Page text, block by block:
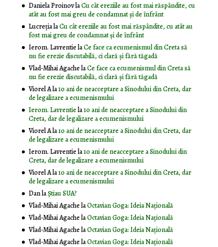
Daniela ProinovlaCu cât ereziile au fost mai răspândite, cu
atât au fost mai greu de condamnat și de înfrânt
LucrețialaCu cât ereziile au fost mai răspândite, cu atât au
fost mai greu de condamnat și de înfrânt
Ierom. LavrentielaCe face ca ecumenismul din Creta să
nu fie erezie discutabilă, ci clară și fără tăgadă
Vlad-Mihai AgachelaCe face ca ecumenismul din Creta să
nu fie erezie discutabilă, ci clară și fără tăgadă
Viorel Ala10 ani de neacceptare a Sinodului din Creta, dar
de legalizare a ecumenismului
Ierom. Lavrentiela10 ani de neacceptare a Sinodului din
Creta, dar de legalizare a ecumenismului
Viorel Ala10 ani de neacceptare a Sinodului din Creta, dar
de legalizare a ecumenismului
Ierom. Lavrentiela10 ani de neacceptare a Sinodului din
Creta, dar de legalizare a ecumenismului
Viorel Ala10 ani de neacceptare a Sinodului din Creta, dar
de legalizare a ecumenismului
DanlaȘtiau SUA?
Vlad-Mihai AgachelaOctavian Goga: Ideia Naţională
Vlad-Mihai AgachelaOctavian Goga: Ideia Naţională
Vlad-Mihai AgachelaOctavian Goga: Ideia Naţională
Vlad-Mihai AgachelaOctavian Goga: Ideia Naţională